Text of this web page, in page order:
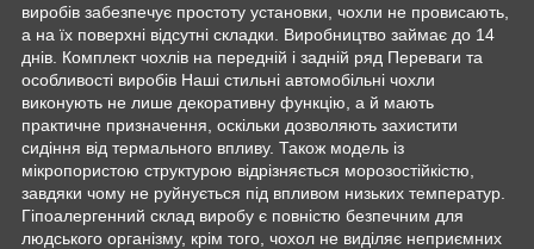
виробів забезпечує простоту установки, чохли не провисають,
а на їх поверхні відсутні складки. Виробництво займає до 14
днів. Комплект чохлів на передній і задній ряд Переваги та
особливості виробів Наші стильні автомобільні чохли
виконують не лише декоративну функцію, а й мають
практичне призначення, оскільки дозволяють захистити
сидіння від термального впливу. Також модель із
мікропористою структурою відрізняється морозостійкістю,
завдяки чому не руйнується під впливом низьких температур.
Гіпоалергенний склад виробу є повністю безпечним для
людського організму, крім того, чохол не виділяє неприємних